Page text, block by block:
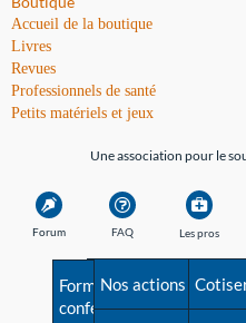
Accueil de la boutique
Livres
Revues
Professionnels de santé
Petits matériels et jeux
Une association pour le
Forum FAQ
Avant la naissance
Les pros
Formations et
conférences
Besoin d'aide?
Nos actions